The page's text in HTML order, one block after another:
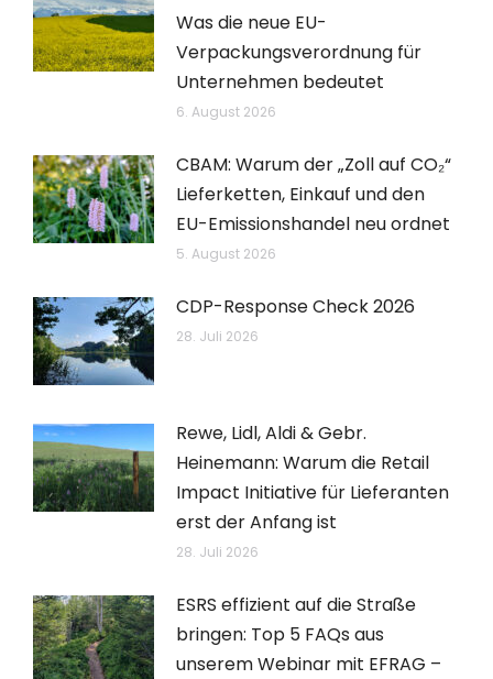
Was die neue EU-
Verpackungsverordnung für
Unternehmen bedeutet
6. August 2026
CBAM: Warum der „Zoll auf CO₂“
Lieferketten, Einkauf und den
EU-Emissionshandel neu ordnet
5. August 2026
CDP-Response Check 2026
28. Juli 2026
Rewe, Lidl, Aldi & Gebr.
Heinemann: Warum die Retail
Impact Initiative für Lieferanten
erst der Anfang ist
28. Juli 2026
ESRS effizient auf die Straße
bringen: Top 5 FAQs aus
unserem Webinar mit EFRAG –